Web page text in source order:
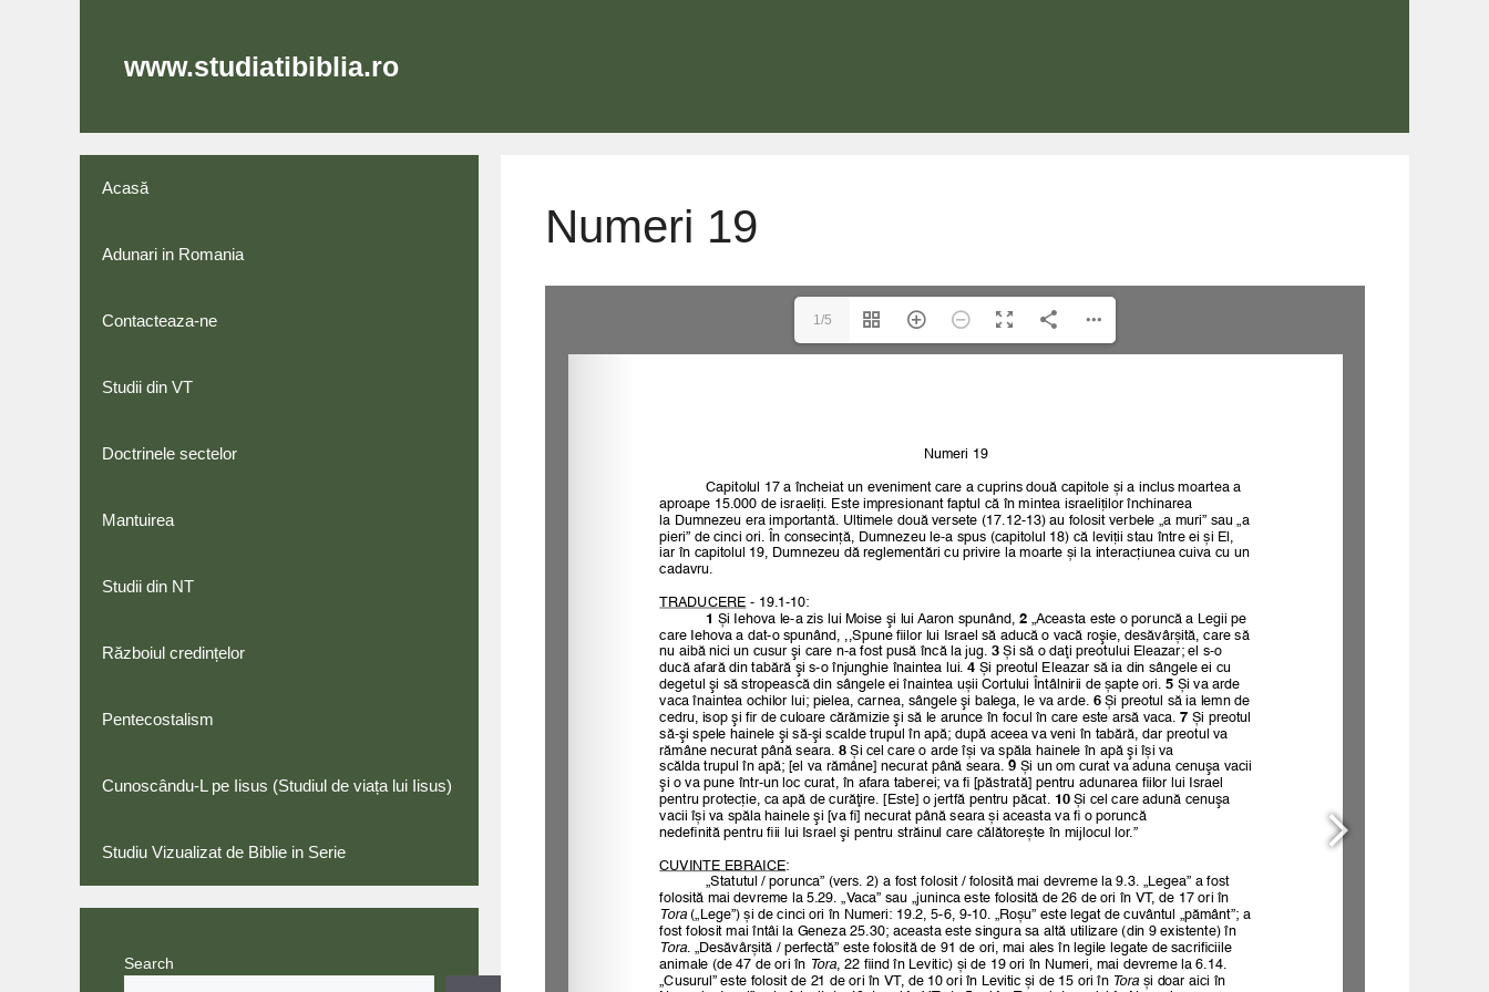
www.studiatibiblia.ro
Numeri 19
1/5
Acasă
Adunari in Romania
Contacteaza-ne
Studii din VT
Doctrinele sectelor
Mantuirea
Studii din NT
Războiul credințelor
Pentecostalism
Cunoscându-L pe Iisus (Studiul de viața lui Iisus)
Studiu Vizualizat de Biblie in Serie
Search